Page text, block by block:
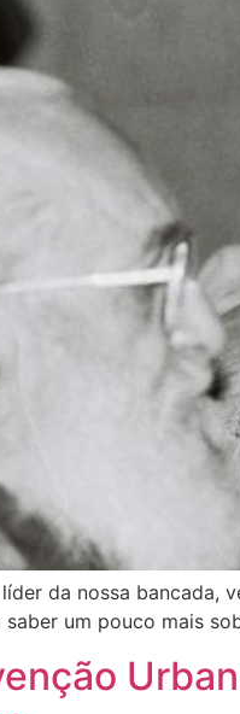
da nossa
um pouco mais